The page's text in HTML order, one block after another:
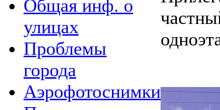
Общая инф. о
улицах
Проблемы
города
Аэрофотоснимки